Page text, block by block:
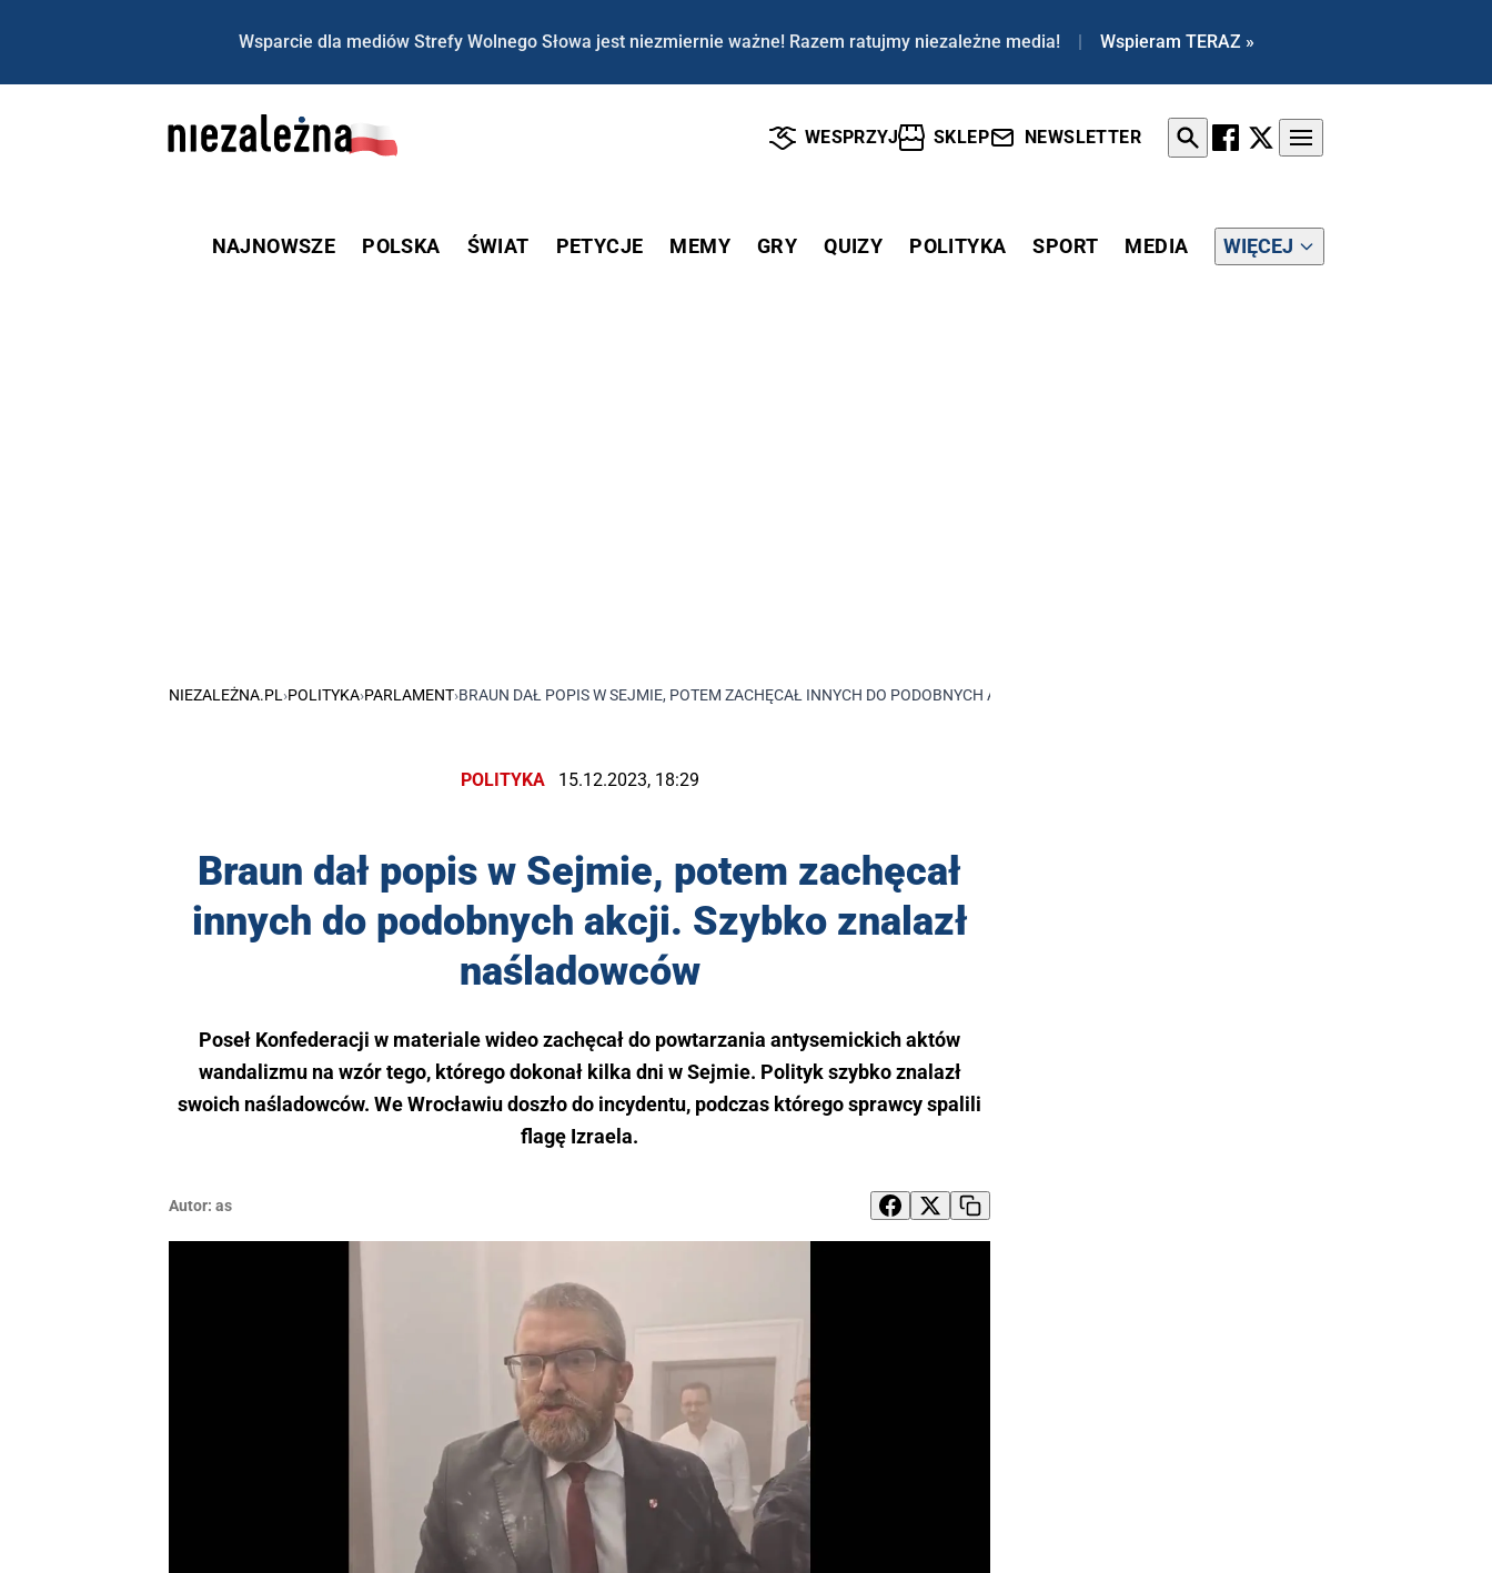
Wsparcie dla mediów Strefy Wolnego Słowa jest niezmiernie ważne! Razem ratujmy niezależne media! | Wspieram TERAZ »
WESPRZYJ SKLEP NEWSLETTER
NAJNOWSZE POLSKA ŚWIAT PETYCJE MEMY GRY QUIZY POLITYKA SPORT MEDIA WIĘCEJ
NIEZALEŻNA.PL ›POLITYKA›PARLAMENT›BRAUN DAŁ POPIS W SEJMIE, POTEM ZACHĘCAŁ INNYCH DO PODOBNYCH AKCJI. SZYBKO ZNALAZŁ NAŚLADOWCÓW
POLITYKA 15.12.2023, 18:29
Braun dał popis w Sejmie, potem zachęcał
innych do podobnych akcji. Szybko znalazł
naśladowców
Poseł Konfederacji w materiale wideo zachęcał do powtarzania antysemickich aktów
wandalizmu na wzór tego, którego dokonał kilka dni w Sejmie. Polityk szybko znalazł
swoich naśladowców. We Wrocławiu doszło do incydentu, podczas którego sprawcy spalili
flagę Izraela.
Autor: as